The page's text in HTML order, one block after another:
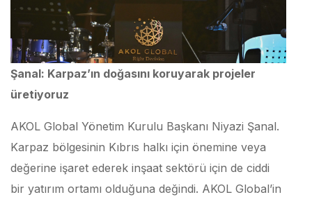
Şanal: Karpaz’ın doğasını koruyarak projeler
üretiyoruz
AKOL Global Yönetim Kurulu Başkanı Niyazi Şanal.
Karpaz bölgesinin Kıbrıs halkı için önemine veya
değerine işaret ederek inşaat sektörü için de ciddi
bir yatırım ortamı olduğuna değindi. AKOL Global’in